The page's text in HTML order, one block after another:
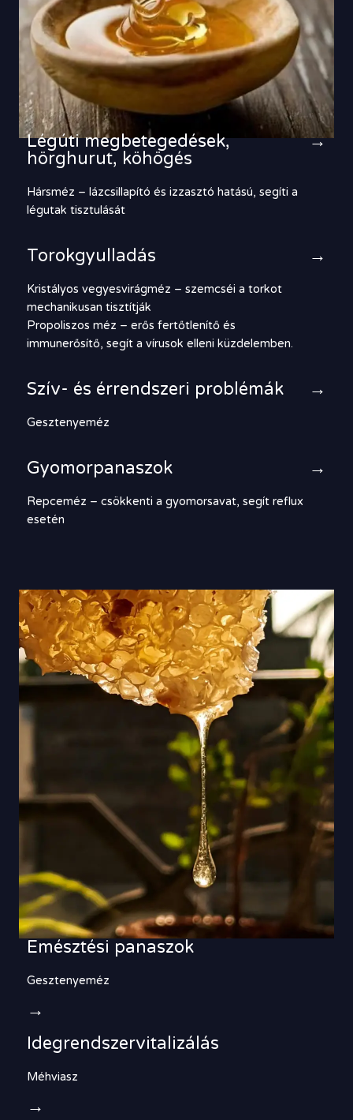
Légúti megbetegedések,
hörghurut, köhögés
Hársméz – lázcsillapító és izzasztó hatású, segíti a
légutak tisztulását
→
Torokgyulladás
Kristályos vegyesvirágméz – szemcséi a torkot
mechanikusan tisztítják
Propoliszos méz – erős fertőtlenítő és
immunerősítő, segít a vírusok elleni küzdelemben.
→
Szív- és érrendszeri problémák
Gesztenyeméz
→
Gyomorpanaszok
Repceméz – csökkenti a gyomorsavat, segít reflux
esetén
→
Emésztési panaszok
Gesztenyeméz
→
Idegrendszervitalizálás
Méhviasz
→